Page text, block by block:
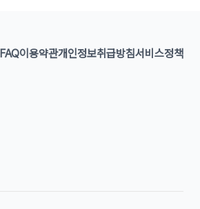
FAQ이용약관개인정보취급방침서비스정책